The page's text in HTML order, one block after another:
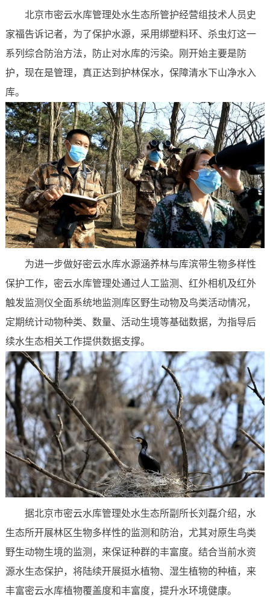
北京市密云水库管理处水生态所管护经营组技术人员史
家福告诉记者，为了保护水源，采用绑塑料环、杀虫灯这一
系列综合防治方法，防止对水库的污染。刚开始主要是防
护，现在是管理，真正达到护林保水，保障清水下山净水入
库。
为进一步做好密云水库水源涵养林与库滨带生物多样性
保护工作，密云水库管理处通过人工监测、红外相机及红外
触发监测仪全面系统地监测库区野生动物及鸟类活动情况，
定期统计动物种类、数量、活动生境等基础数据，为指导后
续水生态相关工作提供数据支撑。
据北京市密云水库管理处水生态所副所长刘磊介绍，水
生态所开展林区生物多样性的监测和防治，尤其对原生鸟类
野生动物生境的监测，来保证种群的丰富度。结合当前水资
源水生态保护，将陆续开展挺水植物、湿生植物的种植，来
丰富密云水库植物覆盖度和丰富度，提升水环境健康。